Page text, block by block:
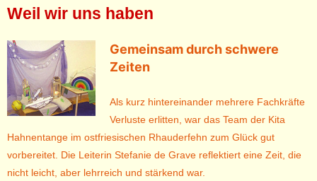
Weil wir uns haben
Gemeinsam durch schwere
Zeiten
Als kurz hintereinander mehrere Fachkräfte
Verluste erlitten, war das Team der Kita
Hahnentange im ostfriesischen Rhauderfehn zum Glück gut
vorbereitet. Die Leiterin Stefanie de Grave reflektiert eine Zeit, die
nicht leicht, aber lehrreich und stärkend war.